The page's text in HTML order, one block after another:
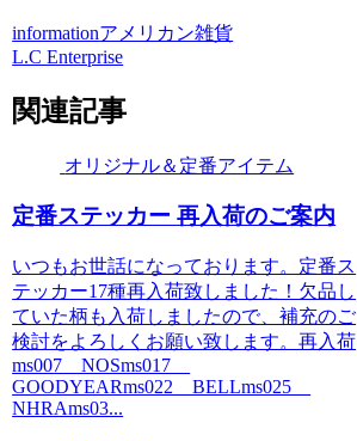
informationアメリカン雑貨
L.C Enterprise
関連記事
オリジナル＆定番アイテム
定番ステッカー 再入荷のご案内
いつもお世話になっております。定番ス
テッカー17種再入荷致しました！欠品し
ていた柄も入荷しましたので、補充のご
検討をよろしくお願い致します。再入荷
ms007 NOSms017
GOODYEARms022 BELLms025
NHRAms03...